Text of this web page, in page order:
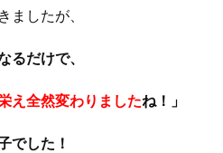
ましたが、
るだけで、
え全然変わりましたね！」
でした！